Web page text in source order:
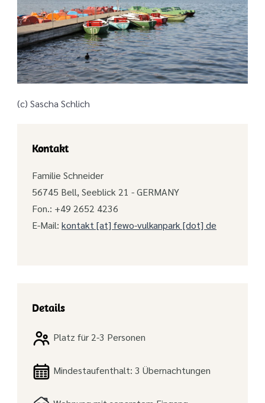
(c) Sascha Schlich
Kontakt
Familie Schneider
56745 Bell, Seeblick 21 - GERMANY
Fon.: +49 2652 4236
E-Mail: kontakt [at] fewo-vulkanpark [dot] de
Details
Platz für 2-3 Personen
Mindestaufenthalt: 3 Übernachtungen